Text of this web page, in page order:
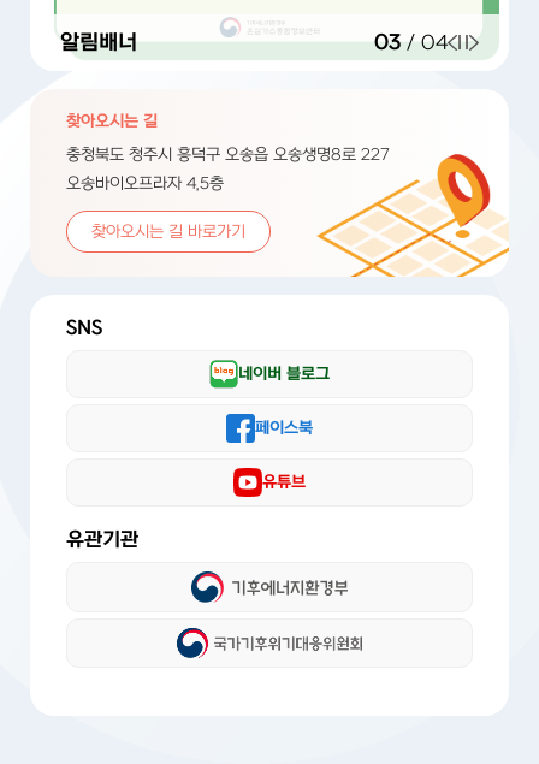
알림배너 03/04
찾아오시는 길
충청북도 청주시 흥덕구 오송읍 오송생명8로 227
오송바이오프라자 4,5층
찾아오시는 길 바로가기
SNS
네이버 블로그
페이스북
유튜브
유관기관